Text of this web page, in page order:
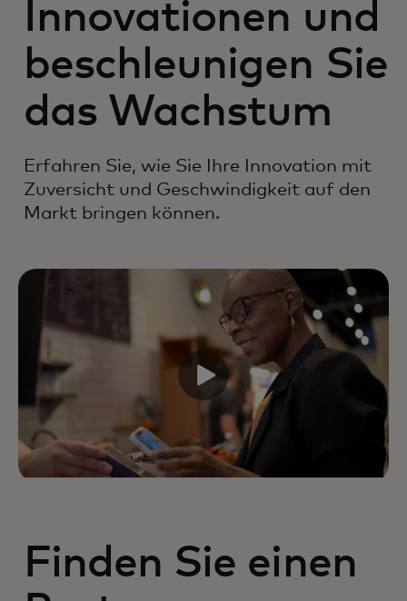
Innovationen und
beschleunigen Sie
das Wachstum
Erfahren Sie, wie Sie Ihre Innovation mit
Zuversicht und Geschwindigkeit auf den
Markt bringen können.
Finden Sie einen